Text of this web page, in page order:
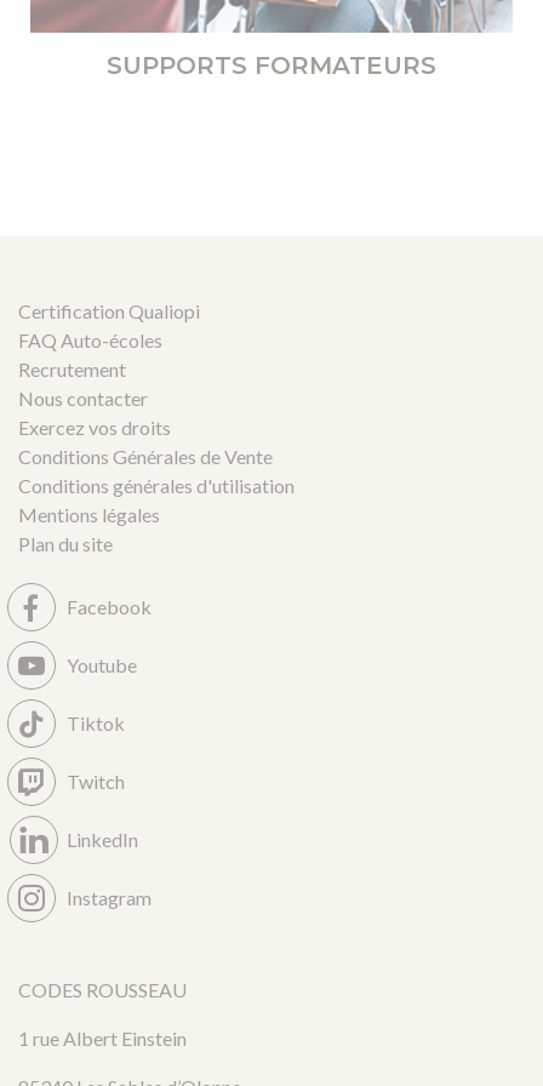
SUPPORTS FORMATEURS
Certification Qualiopi
FAQ Auto-écoles
Recrutement
Nous contacter
Exercez vos droits
Conditions Générales de Vente
Conditions générales d'utilisation
Mentions légales
Plan du site
Facebook
Youtube
Tiktok
Twitch
LinkedIn
Instagram
CODES ROUSSEAU
1 rue Albert Einstein